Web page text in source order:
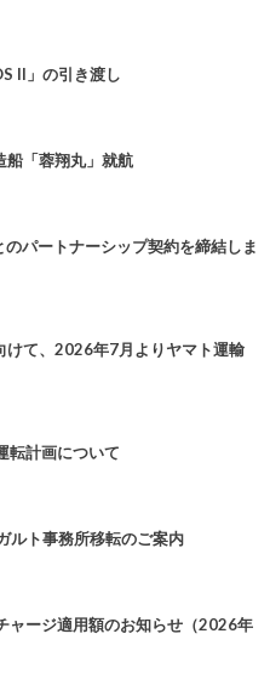
II」の引き渡し
船「蓉翔丸」就航
パートナーシップ契約を締結しま
けて、2026年7月よりヤマト運輸
転計画について
ルト事務所移転のご案内
ャージ適用額のお知らせ（2026年